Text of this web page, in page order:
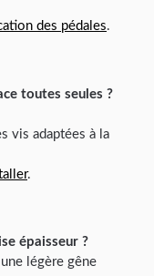
des pédales.
toutes seules ?
vis adaptées à la
.
épaisseur ?
légère gêne